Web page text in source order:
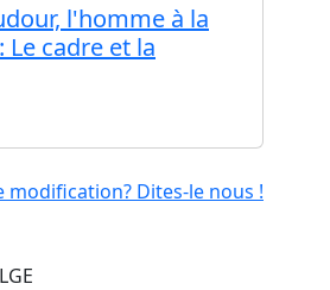
l'homme à la
Le cadre et la
modification? Dites-le nous !